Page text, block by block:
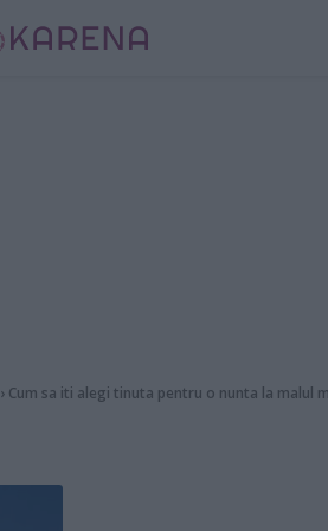
› Cum sa iti alegi tinuta pentru o nunta la malul